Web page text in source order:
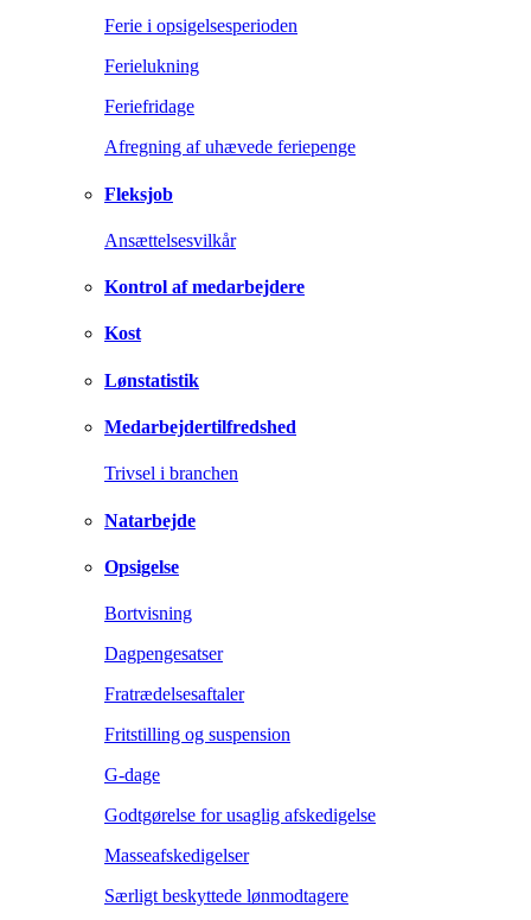
Ferie i opsigelsesperioden
Ferielukning
Feriefridage
Afregning af uhævede feriepenge
Fleksjob
Ansættelsesvilkår
Kontrol af medarbejdere
Kost
Lønstatistik
Medarbejdertilfredshed
Trivsel i branchen
Natarbejde
Opsigelse
Bortvisning
Dagpengesatser
Fratrædelsesaftaler
Fritstilling og suspension
G-dage
Godtgørelse for usaglig afskedigelse
Masseafskedigelser
Særligt beskyttede lønmodtagere